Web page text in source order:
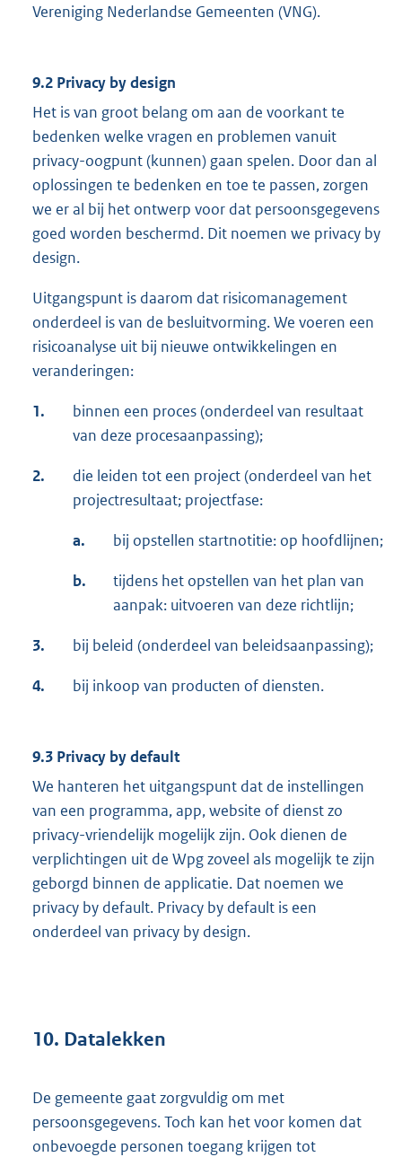
Vereniging Nederlandse Gemeenten (VNG).
9.2 Privacy by design
Het is van groot belang om aan de voorkant te
bedenken welke vragen en problemen vanuit
privacy-oogpunt (kunnen) gaan spelen. Door dan al
oplossingen te bedenken en toe te passen, zorgen
we er al bij het ontwerp voor dat persoonsgegevens
goed worden beschermd. Dit noemen we privacy by
design.
Uitgangspunt is daarom dat risicomanagement
onderdeel is van de besluitvorming. We voeren een
risicoanalyse uit bij nieuwe ontwikkelingen en
veranderingen:
1.
binnen een proces (onderdeel van resultaat
van deze procesaanpassing);
2.
die leiden tot een project (onderdeel van het
projectresultaat; projectfase:
a. bij opstellen startnotitie: op hoofdlijnen;
b.
tijdens het opstellen van het plan van
aanpak: uitvoeren van deze richtlijn;
3. bij beleid (onderdeel van beleidsaanpassing);
4. bij inkoop van producten of diensten.
9.3 Privacy by default
We hanteren het uitgangspunt dat de instellingen
van een programma, app, website of dienst zo
privacy-vriendelijk mogelijk zijn. Ook dienen de
verplichtingen uit de Wpg zoveel als mogelijk te zijn
geborgd binnen de applicatie. Dat noemen we
privacy by default. Privacy by default is een
onderdeel van privacy by design.
10. Datalekken
De gemeente gaat zorgvuldig om met
persoonsgegevens. Toch kan het voor komen dat
onbevoegde personen toegang krijgen tot